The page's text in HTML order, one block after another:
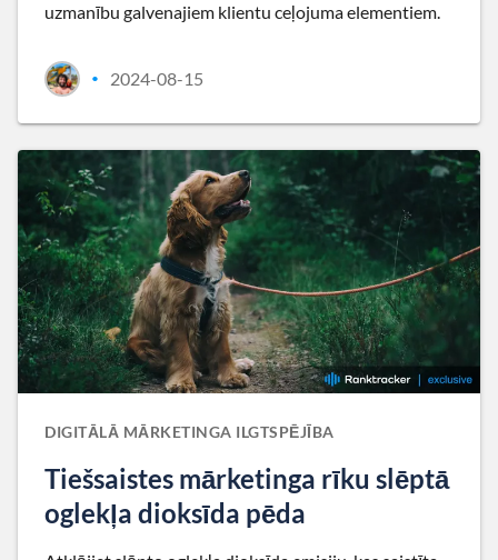
uzmanību galvenajiem klientu ceļojuma elementiem.
• 2024-08-15
DIGITĀLĀ MĀRKETINGA ILGTSPĒJĪBA
Tiešsaistes mārketinga rīku slēptā
oglekļa dioksīda pēda